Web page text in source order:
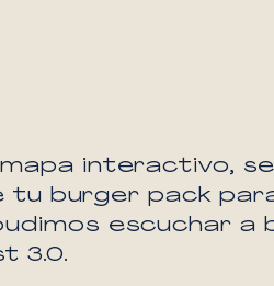
interactivo,
burger pack
escuchar a
3.0.